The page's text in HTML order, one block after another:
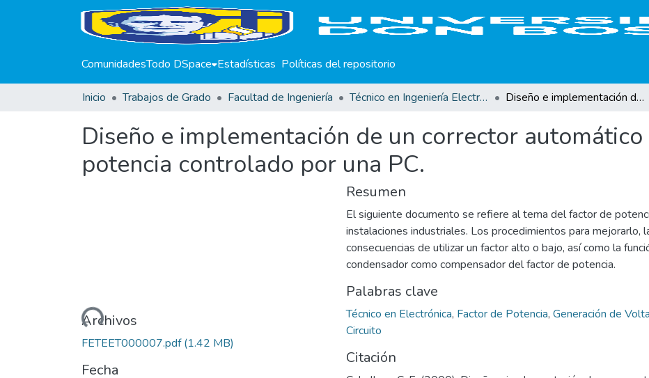
ComunidadesTodo DSpace Estadísticas Políticas del repositorio
Inicio Trabajos de Grado Facultad de Ingeniería Técnico en Ingeniería Electrónica. Trabajos de Graduación. Diseño e implementación de un corrector automático de factor de potencia controlado por una PC.
Diseño e implementación de un corrector
potencia controlado por una PC.
Cargando...Archivos
FETEET000007.pdf(1.42 MB)
Fecha
Resumen
El siguiente documento se refiere al tema del factor de
instalaciones industriales. Los procedimientos para mejorarlo,
consecuencias de utilizar un factor alto o bajo, así como la
condensador como compensador del factor de potencia.
Palabras clave
Técnico en Electrónica, Factor de Potencia, Generación de
Circuito
Citación